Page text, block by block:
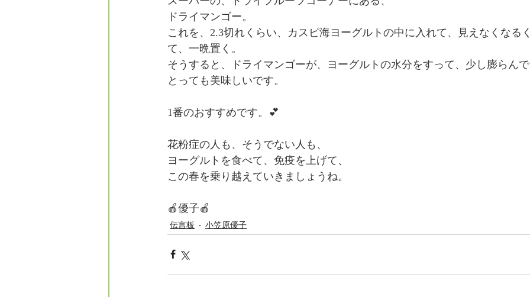
ドライマンゴー。
これを、2.3切れくらい、カスピ海ヨーグルトの中に入れて、見えなくなる
て、一晩置く。
そうすると、ドライマンゴーが、ヨーグルトの水分をすって、少し膨らんで
とっても美味しいです。
1番のおすすめです。💕
花粉症の人も、そうでない人も、
ヨーグルトを食べて、免疫を上げて、
この春を乗り越えていきましょうね。
🍎優子🍎
伝言板 小笠原優子